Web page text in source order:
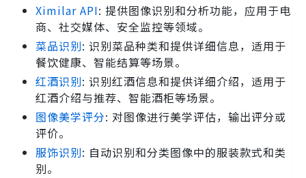
Ximilar API: 提供图像识别和分析功能，应用于电
商、社交媒体、安全监控等领域。
菜品识别: 识别菜品种类和提供详细信息，适用于
餐饮健康、智能结算等场景。
红酒识别: 识别红酒信息和提供详细介绍，适用于
红酒介绍与推荐、智能酒柜等场景。
图像美学评分: 对图像进行美学评估，输出评分或
评价。
服饰识别: 自动识别和分类图像中的服装款式和类
别。